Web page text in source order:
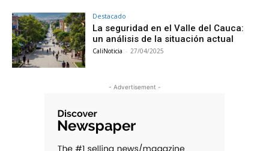
Destacado
La seguridad en el Valle del Cauca:
un análisis de la situación actual
CaliNoticia - 27/04/2025
- Advertisement -